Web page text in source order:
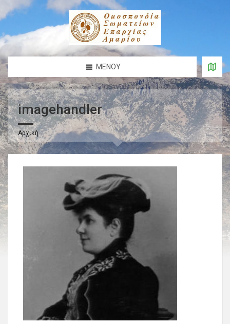
ΜΕΝΟΎ
imagehandler
Αρχική